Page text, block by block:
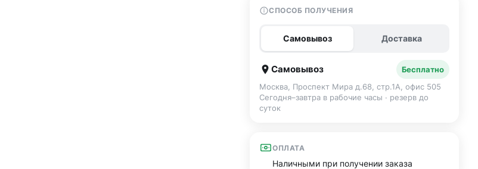
СПОСОБ ПОЛУЧЕНИЯ
Самовывоз Доставка
Самовывоз
Бесплатно
Москва, Проспект Мира д.68, стр.1А, офис 505
Сегодня–завтра в рабочие часы · резерв до
суток
ОПЛАТА
Наличными при получении заказа